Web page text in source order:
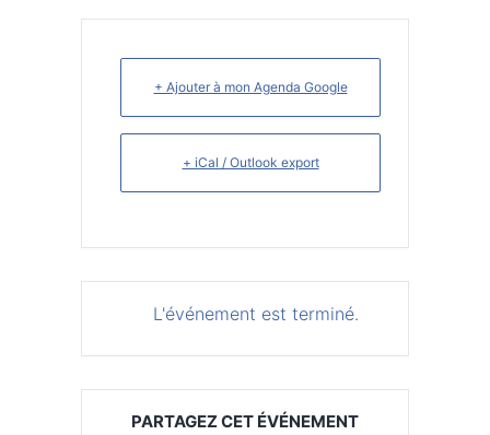
+ Ajouter à mon Agenda Google
+ iCal / Outlook export
L'événement est terminé.
PARTAGEZ CET ÉVÉNEMENT